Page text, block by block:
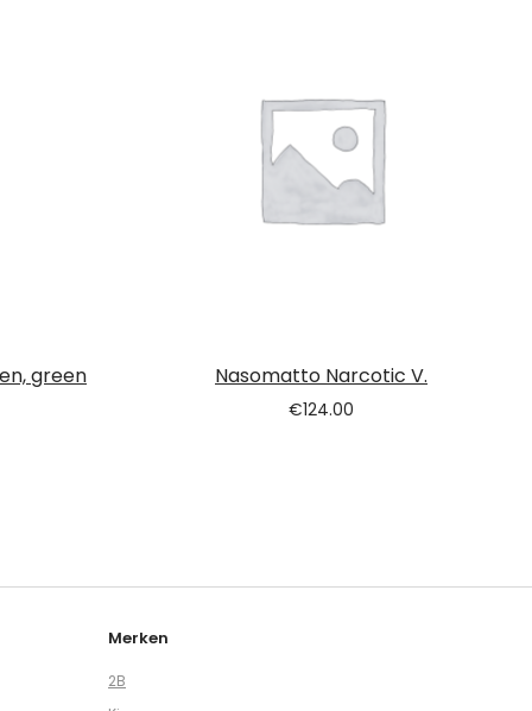
green Nasomatto Narcotic V.
€124.00
Merken
2B